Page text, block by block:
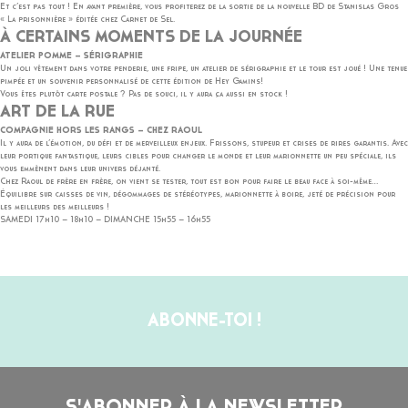
Et c’est pas tout ! En avant première, vous profiterez de la sortie de la nouvelle BD de Stanislas Gros
« La prisonnière » éditée chez Carnet de Sel.
À CERTAINS MOMENTS DE LA JOURNÉE
ATELIER POMME – SÉRIGRAPHIE
Un joli vêtement dans votre penderie, une fripe, un atelier de sérigraphie et le tour est joué ! Une tenue
pimpée et un souvenir personnalisé de cette édition de Hey Gamins!
Vous êtes plutôt carte postale ? Pas de souci, il y aura ça aussi en stock !
ART DE LA RUE
COMPAGNIE HORS LES RANGS – CHEZ RAOUL
Il y aura de l’émotion, du défi et de merveilleux enjeux. Frissons, stupeur et crises de rires garantis. Avec
leur portique fantastique, leurs cibles pour changer le monde et leur marionnette un peu spéciale, ils
vous emmènent dans leur univers déjanté.
Chez Raoul de frère en frère, on vient se tester, tout est bon pour faire le beau face à soi-même…
Équilibre sur caisses de vin, dégommages de stéréotypes, marionnette à boire, jeté de précision pour
les meilleurs des meilleurs !
SAMEDI 17h10 – 18h10 – DIMANCHE 15h55 – 16h55
ABONNE-TOI !